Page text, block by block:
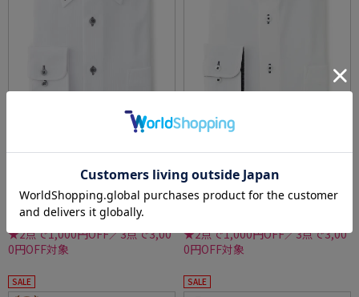
【冷感/完全ノーアイロン】長袖アイシャツ
ンダウンストライプ形態安定ストレッチ防汚
30%off
WEB価格： 4,390円 (税込)
★2点で1,000円OFF／3点で3,00
0円OFF対象
【高通気/完全ノーアイロン】長袖アイシャツ
トライプ調セミワイド別布ストライプ形態安
定ストレッチ防汚効果吸汗速乾ワイシャツ春
夏
価格： 6,259円
20%off
★2点で1,000円OFF／3点で3,00
0円OFF対象
SALE SALE